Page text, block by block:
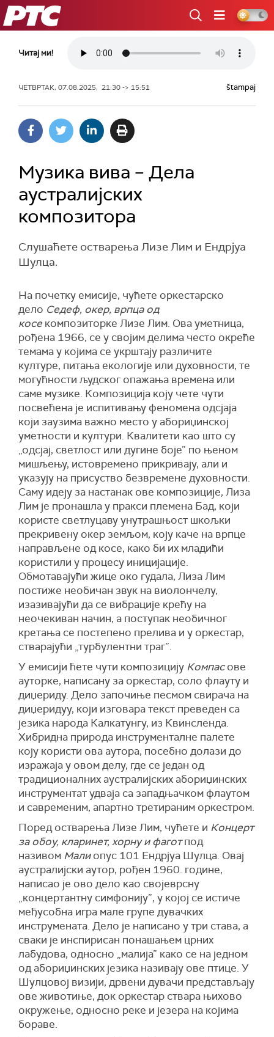
РТС
Читај ми!
ЧЕТВРТАК, 07.08.2025, 21:30 -> 15:51 štampaj
Музика вива – Дела
аустралијских
композитора
Слушаћете остварења Лизе Лим и Ендрјуа
Шулца.
На почетку емисије, чућете оркестарско
дело Седеф, окер, врпца од
косекомпозиторке Лизе Лим. Ова уметница,
рођена 1966, се у својим делима често окреће
темама у којима се укрштају различите
културе, питања екологије или духовности, те
могућности људског опажања времена или
саме музике. Композиција коју чете чути
посвећена је испитивању феномена одсјаја
који заузима важно место у абориџинској
уметности и култури. Квалитети као што су
„одсјај, светлост или дугине боје” по њеном
мишљењу, истовремено прикривају, али и
указују на присуство безвремене духовности.
Саму идеју за настанак ове композиције, Лиза
Лим је пронашла у пракси племена Бад, који
користе светлуцаву унутрашњост шкољки
прекривену окер земљом, коју каче на врпце
направљене од косе, како би их младићи
користили у процесу иницијације.
Обмотавајући жице око гудала, Лиза Лим
постиже необичан звук на виолончелу,
изазивајући да се вибрације крећу на
неочекиван начин, а поступак необичног
кретања се постепено прелива и у оркестар,
стварајући „турбулентни траг”.
У емисији ћете чути композицију Компасове
ауторке, написану за оркестар, соло флауту и
диџериду. Дело започиње песмом свирача на
диџеридуу, који изговара текст преведен са
језика народа Калкатунгу, из Квинсленда.
Хибридна природа инструменталне палете
коју користи ова аутора, посебно долази до
изражаја у овом делу, где се један од
традиционалних аустралијских абориџинских
инструментат удваја са западњачком флаутом
и савременим, апартно третираним оркестром.
Поред остварења Лизе Лим, чућете и Концерт
за обоу, кларинет, хорну и фаготпод
називом Малиопус 101 Ендрјуа Шулца. Овај
аустралијски аутор, рођен 1960. године,
написао је ово дело као својеврсну
„концертантну симфонију”, у којој се истиче
међусобна игра мале групе дувачких
инструмената. Дело је написано у три става, а
сваки је инспирисан понашањем црних
лабудова, односно „малија” како се на једном
од абориџинских језика називају ове птице. У
Шулцовој визији, дрвени дувачи представљају
ове животиње, док оркестар ствара њихово
окружење, односно реке и језера на којима
бораве.